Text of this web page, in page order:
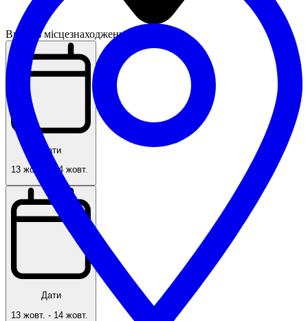
Введіть місцезнаходження
Дати
13 жовт.
14 жовт.
Дати
13 жовт. - 14 жовт.